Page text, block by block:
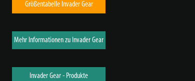
Größentabelle Invader Gear
Mehr Informationen zu Invader Gear
Invader Gear - Produkte